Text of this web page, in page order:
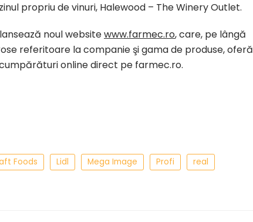
propriu de vinuri, Halewood – The Winery Outlet.
noul websitewww.farmec.ro, care, pe lângă
referitoare la companie şi gama de produse, oferă
online direct pe farmec.ro.
Foods Lidl Mega Image Profi
real